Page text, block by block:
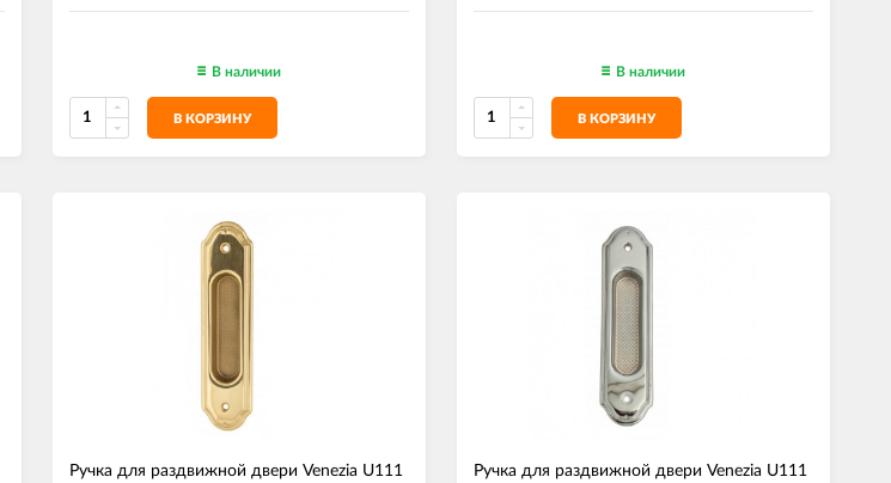
В наличии
В КОРЗИНУ
В наличии
В КОРЗИНУ
Ручка для раздвижной двери Venezia U111
Ручка для раздвижной двери Venezia U111